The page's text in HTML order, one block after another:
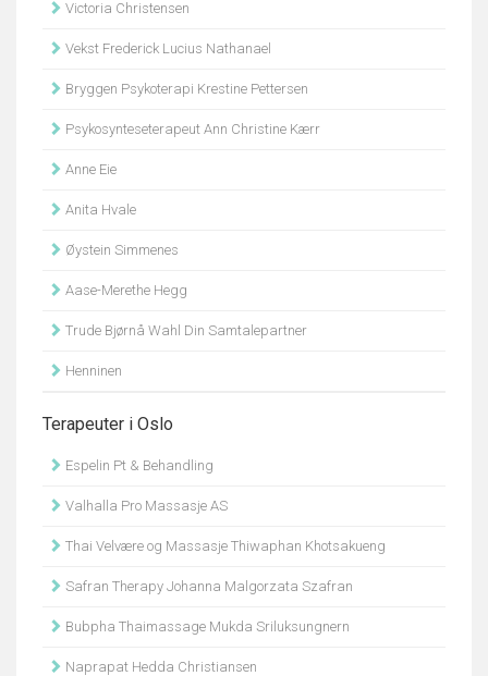
Victoria Christensen
Vekst Frederick Lucius Nathanael
Bryggen Psykoterapi Krestine Pettersen
Psykosynteseterapeut Ann Christine Kærr
Anne Eie
Anita Hvale
Øystein Simmenes
Aase-Merethe Hegg
Trude Bjørnå Wahl Din Samtalepartner
Henninen
Terapeuter i Oslo
Espelin Pt & Behandling
Valhalla Pro Massasje AS
Thai Velvære og Massasje Thiwaphan Khotsakueng
Safran Therapy Johanna Malgorzata Szafran
Bubpha Thaimassage Mukda Sriluksungnern
Naprapat Hedda Christiansen